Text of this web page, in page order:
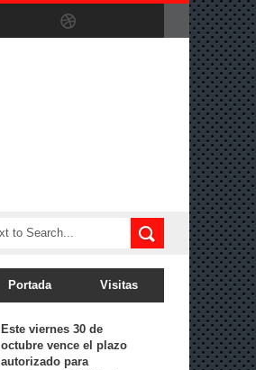
Portada Visitas
Este viernes 30 de
octubre vence el plazo
autorizado para